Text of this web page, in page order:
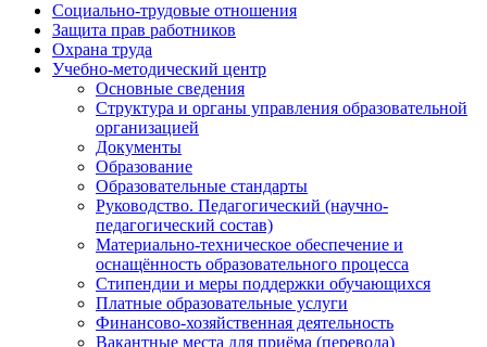
Социально-трудовые отношения
Защита прав работников
Охрана труда
Учебно-методический центр
Основные сведения
Структура и органы управления образовательной
организацией
Документы
Образование
Образовательные стандарты
Руководство. Педагогический (научно-
педагогический состав)
Материально-техническое обеспечение и
оснащённость образовательного процесса
Стипендии и меры поддержки обучающихся
Платные образовательные услуги
Финансово-хозяйственная деятельность
Вакантные места для приёма (перевода)